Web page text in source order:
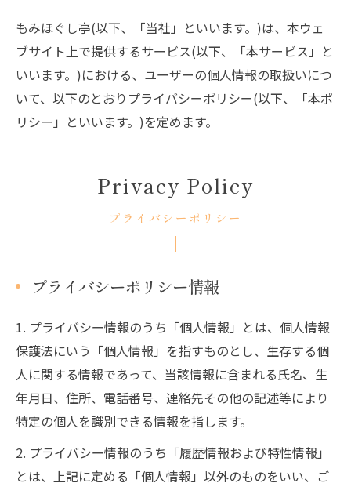
もみほぐし亭(以下、「当社」といいます。)は、本ウェ
ブサイト上で提供するサービス(以下、「本サービス」と
いいます。)における、ユーザーの個人情報の取扱いにつ
いて、以下のとおりプライバシーポリシー(以下、「本ポ
リシー」といいます。)を定めます。
プライバシーポリシー
Privacy Policy
プライバシーポリシー情報
1. プライバシー情報のうち「個人情報」とは、個人情報
保護法にいう「個人情報」を指すものとし、生存する個
人に関する情報であって、当該情報に含まれる氏名、生
年月日、住所、電話番号、連絡先その他の記述等により
特定の個人を識別できる情報を指します。
2. プライバシー情報のうち「履歴情報および特性情報」
とは、上記に定める「個人情報」以外のものをいい、ご